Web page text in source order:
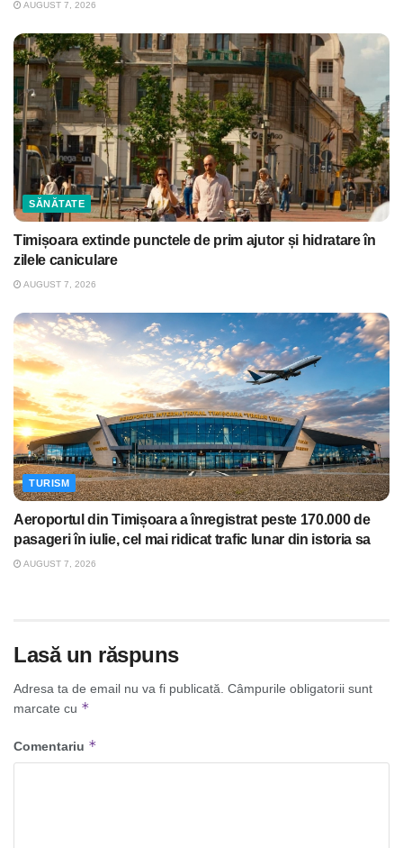
AUGUST 7, 2026
SĂNĂTATE
Timișoara extinde punctele de prim ajutor și hidratare în
zilele caniculare
AUGUST 7, 2026
TURISM
Aeroportul din Timișoara a înregistrat peste 170.000 de
pasageri în iulie, cel mai ridicat trafic lunar din istoria sa
AUGUST 7, 2026
Lasă un răspuns
Adresa ta de email nu va fi publicată. Câmpurile obligatorii sunt
marcate cu *
Comentariu *